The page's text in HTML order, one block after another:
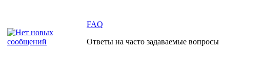
FAQ
Ответы на часто задаваемые вопросы